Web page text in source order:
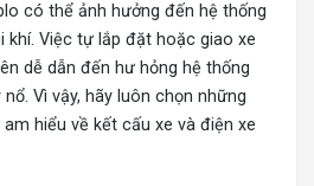
có thể ảnh hưởng đến hệ thống
khí. Việc tự lắp đặt hoặc giao xe
dễ dẫn đến hư hỏng hệ thống
Vì vậy, hãy luôn chọn những
hiểu về kết cấu xe và điện xe